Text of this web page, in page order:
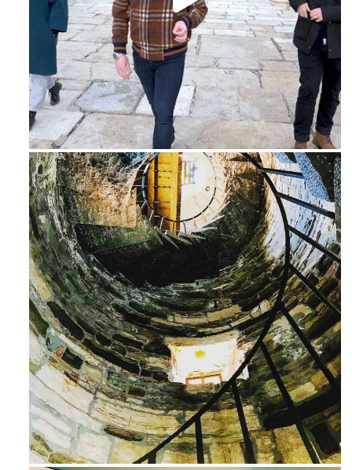
Feb 16
Ago 3